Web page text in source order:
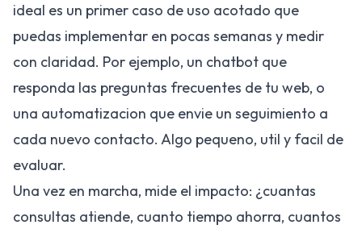
ideal es un primer caso de uso acotado que
puedas implementar en pocas semanas y medir
con claridad. Por ejemplo, un chatbot que
responda las preguntas frecuentes de tu web, o
una automatizacion que envie un seguimiento a
cada nuevo contacto. Algo pequeno, util y facil de
evaluar.
Una vez en marcha, mide el impacto: ¿cuantas
consultas atiende, cuanto tiempo ahorra, cuantos